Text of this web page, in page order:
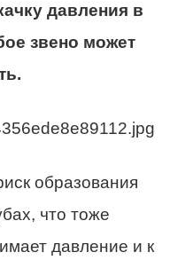
давления в
звено может
образования
что тоже
давление и к